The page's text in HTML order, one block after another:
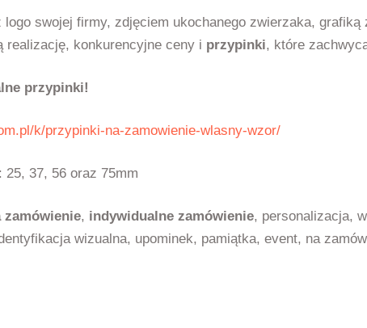
logo swojej firmy, zdjęciem ukochanego zwierzaka,
realizację, konkurencyjne ceny i przypinki, które
przypinki!
k/przypinki-na-zamowienie-wlasny-wzor/
37, 56 oraz 75mm
, indywidualne zamówienie, personalizacja,
wizualna, upominek, pamiątka, event, na